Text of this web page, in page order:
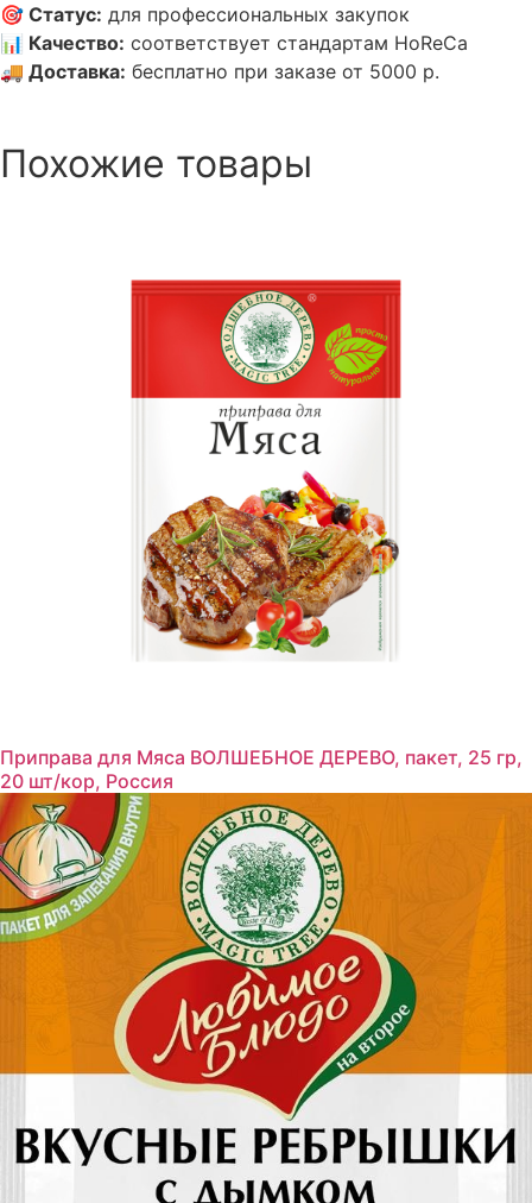
🎯 Статус: для профессиональных закупок
📊 Качество: соответствует стандартам HoReCa
🚚 Доставка: бесплатно при заказе от 5000 р.
Похожие товары
Приправа для Мяса ВОЛШЕБНОЕ ДЕРЕВО, пакет, 25 гр,
20 шт/кор, Россия